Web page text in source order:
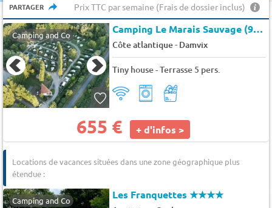
PARTAGER Prix TTC par semaine (Frais de dossier inclus)
Camping and Co Camping Le Marais Sauvage (9564)
Côte atlantique- Damvix
Tiny house - Terrasse 5 pers.
655 € + d'infos >
Locations de vacances situées dans une zone géographique plus
étendue :
Camping and Co Les Franquettes★★★★